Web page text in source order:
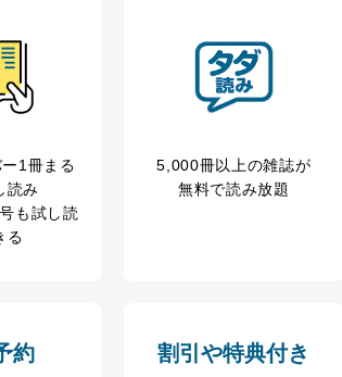
。
等の活用により、これを最新状態
ムを継続的に改善し、常に最良
は以下までご連絡ください。
1冊まる
読み
も試し読
る
5,000冊以上の雑誌が
無料で読み放題
約 割引や特典付き